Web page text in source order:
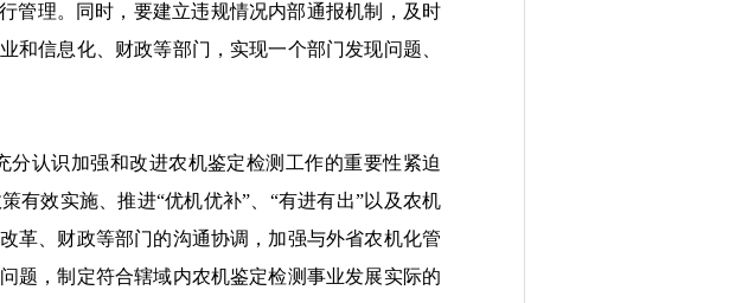
管理。同时，要建立违规情况内部通报机制，及时
和信息化、 财政等部门， 实现一个部门发现问题、
分认识加强和改进农机鉴定检测工作的重要性紧迫
有效实施 、推进“优机优补”、“有进有出”以及农机
革、 财政等部门的沟通协调，加强与外省农机化管
题，制定符合辖域内农机鉴定检测事业发展实际的